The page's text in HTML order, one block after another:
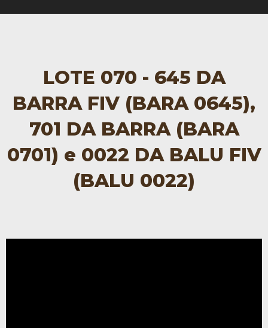
LOTE 070 - 645 DA
BARRA FIV (BARA 0645),
701 DA BARRA (BARA
0701) e 0022 DA BALU FIV
(BALU 0022)